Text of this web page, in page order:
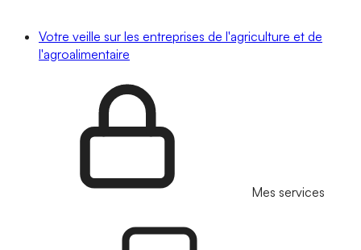
Votre veille sur les entreprises de l'agriculture et de
l'agroalimentaire
Mes services